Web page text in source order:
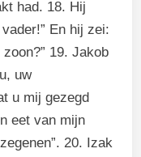
had. 18. Hij
En hij zei:
19. Jakob
uw
u mij gezegd
eet van mijn
20. Izak